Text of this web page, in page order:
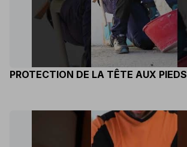
PROTECTION DE LA TÊTE AUX PIEDS